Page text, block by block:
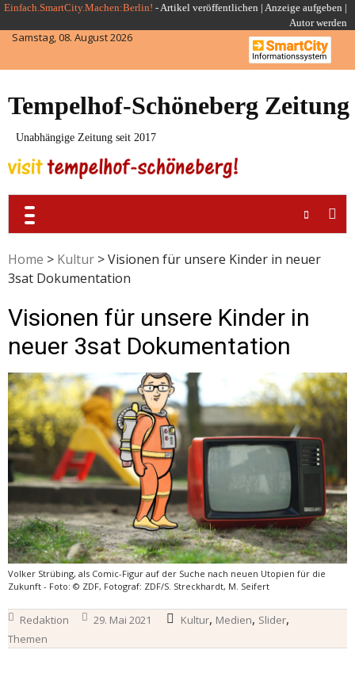
Skip
to
content
Einfach.SmartCity.Machen:Berlin! -Artikel veröffentlichen | Anzeige aufgeben |
Autor werden
Samstag, 08. August 2026
Tempelhof-Schöneberg Zeitung
Unabhängige Zeitung seit 2017
Home > Kultur >Visionen für unsere Kinder in neuer
3sat Dokumentation
Visionen für unsere Kinder in
neuer 3sat Dokumentation
Volker Strübing, als Comic-Figur auf der Suche nach neuen Utopien für die
Zukunft - Foto: © ZDF, Fotograf: ZDF/S. Streckhardt, M. Seifert
Redaktion 29. Mai 2021 Kultur, Medien, Slider,
Themen